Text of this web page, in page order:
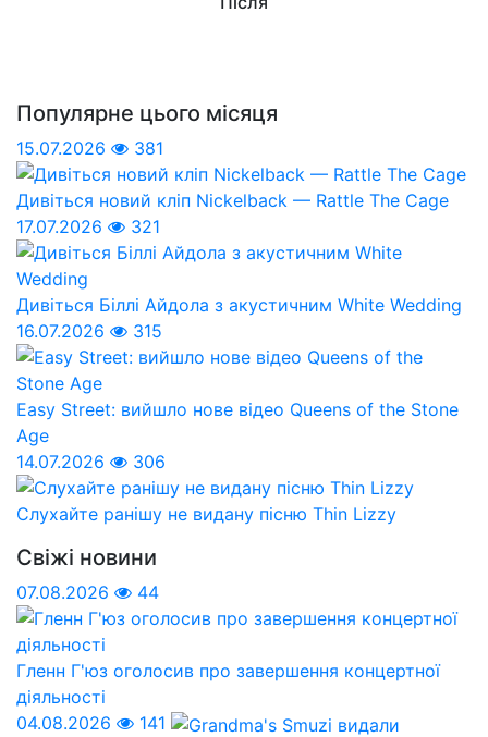
Популярне цього місяця
15.07.2026 381
Дивіться новий кліп Nickelback — Rattle The Cage
17.07.2026
321
Дивіться Біллі Айдола з акустичним White Wedding
16.07.2026
315
Easy Street: вийшло нове відео Queens of the Stone
Age
14.07.2026
306
Слухайте ранішу не видану пісню Thin Lizzy
Свіжі новини
07.08.2026 44
Гленн Г'юз оголосив про завершення концертної
діяльності
04.08.2026
141